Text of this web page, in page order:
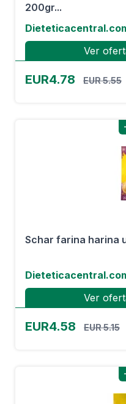
200gr...
Ver
EUR4.78 EUR 5.55
Schar farina harina
Ver
EUR4.58 EUR 5.15